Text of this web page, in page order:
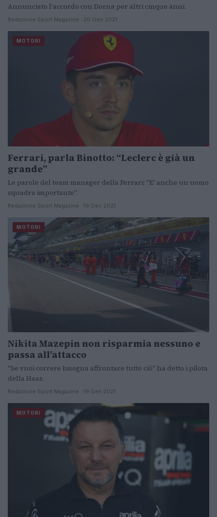
Annunciato l'accordo con Dorna per altri cinque anni.
Redazione Sport Magazine · 20 Gen 2021
MOTORI
Ferrari, parla Binotto: “Leclerc è già un
grande”
Le parole del team manager della Ferrari: "E' anche un uomo
squadra importante".
Redazione Sport Magazine · 19 Gen 2021
MOTORI
Nikita Mazepin non risparmia nessuno e
passa all’attacco
"Se vuoi correre bisogna affrontare tutto ciò" ha detto i pilota
della Haas.
Redazione Sport Magazine · 19 Gen 2021
MOTORI